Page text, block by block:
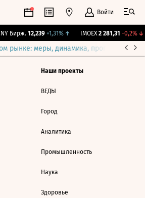
Войти
Бирж. 12,239 +1,31%↑ IMOEX 2 281,31 -0,2%↓
рынке: меры, динамика, прогнозы
Наши проекты
ВЕДЫ
Город
Аналитика
Промышленность
Наука
Здоровье